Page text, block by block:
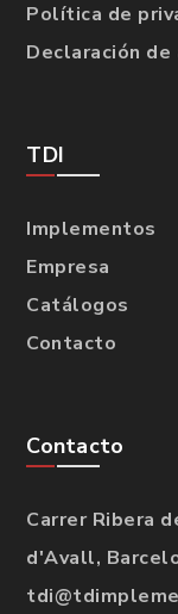
Política de
Declaración
TDI
Implementos
Empresa
Catálogos
Contacto
Contacto
Carrer Ribera
d'Avall,